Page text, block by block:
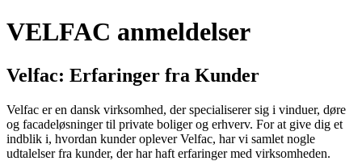
VELFAC anmeldelser
Velfac: Erfaringer fra Kunder
Velfac er en dansk virksomhed, der specialiserer sig i vinduer, døre
og facadeløsninger til private boliger og erhverv. For at give dig et
indblik i, hvordan kunder oplever Velfac, har vi samlet nogle
udtalelser fra kunder, der har haft erfaringer med virksomheden.